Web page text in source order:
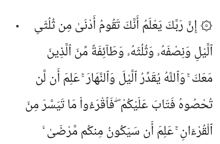
۞ إِنَّ رَبَّكَ يَعْلَمُ أَنَّكَ تَقُومُ أَدْنَىٰ مِن ثُلُثَىِ
ٱلَّيْلِ وَنِصْفَهُۥ وَثُلُثَهُۥ وَطَآئِفَةٌ مِّنَ ٱلَّذِينَ
مَعَكَ ۚ وَٱللَّهُ يُقَدِّرُ ٱلَّيْلَ وَٱلنَّهَارَ ۚ عَلِمَ أَن لَّن
تُحْصُوهُ فَتَابَ عَلَيْكُمْ ۖ فَٱقْرَءُوا۟ مَا تَيَسَّرَ مِنَ
ٱلْقُرْءَانِ ۚ عَلِمَ أَن سَيَكُونُ مِنكُم مَّرْضَىٰ ۙ